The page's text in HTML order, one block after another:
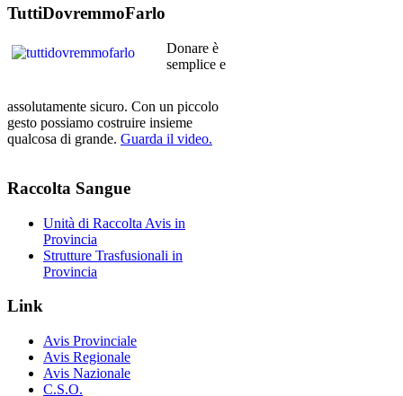
TuttiDovremmoFarlo
Donare è
semplice e
assolutamente sicuro. Con un piccolo
gesto possiamo costruire insieme
qualcosa di grande. Guarda il video.
Raccolta Sangue
Unità di Raccolta Avis in
Provincia
Strutture Trasfusionali in
Provincia
Link
Avis Provinciale
Avis Regionale
Avis Nazionale
C.S.O.